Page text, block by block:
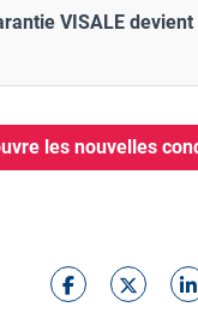
VISALE
les nouvelles